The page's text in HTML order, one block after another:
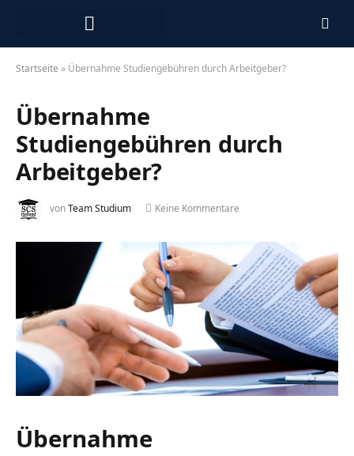
Startseite » Übernahme Studiengebühren durch Arbeitgeber?
Übernahme
Studiengebühren durch
Arbeitgeber?
vonTeam Studium Keine Kommentare
Übernahme